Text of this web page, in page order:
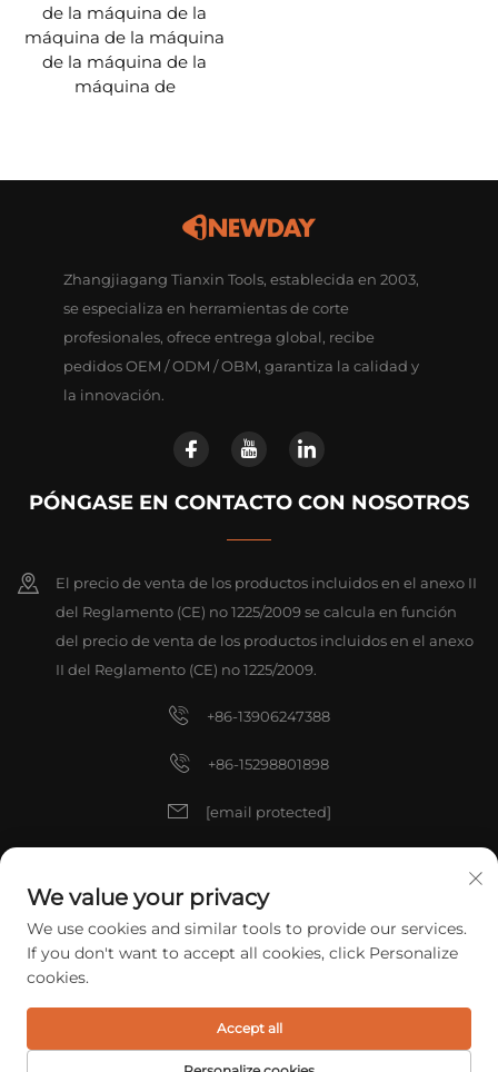
de la máquina de la
máquina de la máquina
de la máquina de la
máquina de
Zhangjiagang Tianxin Tools, establecida en 2003,
se especializa en herramientas de corte
profesionales, ofrece entrega global, recibe
pedidos OEM / ODM / OBM, garantiza la calidad y
la innovación.
PÓNGASE EN CONTACTO CON NOSOTROS
El precio de venta de los productos incluidos en el anexo II
del Reglamento (CE) no 1225/2009 se calcula en función
del precio de venta de los productos incluidos en el anexo
II del Reglamento (CE) no 1225/2009.
+86-13906247388
+86-15298801898
[email protected]
Derechos de autor © 2025 China ZHANGJIAGANG TIANXIN TOOLS
CO., LTD. Todos los derechos reservados. Política de privacidad
We value your privacy
We use cookies and similar tools to provide our services.
If you don't want to accept all cookies, click Personalize
cookies.
Accept all